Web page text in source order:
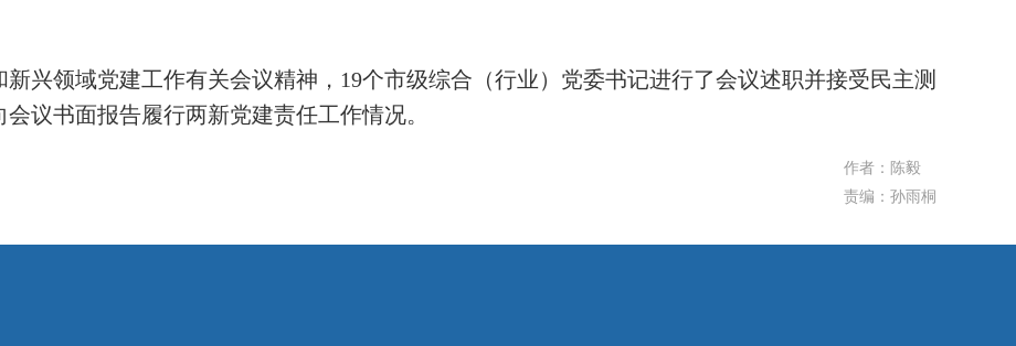
兴领域党建工作有关会议精神，19个市级综合（行业）党委书记进行了会议述职并接受民主测
议书面报告履行两新党建责任工作情况。
作者：陈毅
责编：孙雨桐